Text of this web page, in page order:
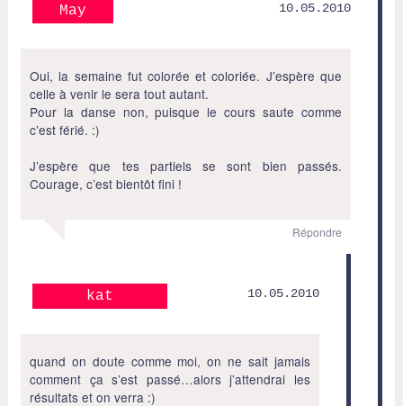
May 10.05.2010
Oui, la semaine fut colorée et coloriée. J’espère que
celle à venir le sera tout autant.
Pour la danse non, puisque le cours saute comme
c’est férié. :)
J’espère que tes partiels se sont bien passés.
Courage, c’est bientôt fini !
Répondre
kat 10.05.2010
quand on doute comme moi, on ne sait jamais
comment ça s’est passé…alors j’attendrai les
résultats et on verra :)